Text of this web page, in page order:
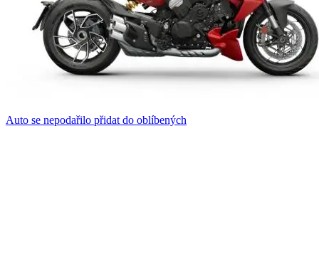
Auto se nepodařilo přidat do oblíbených